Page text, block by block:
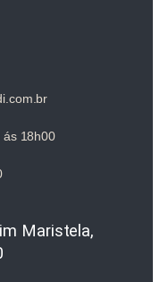
ás 18h00
Maristela,